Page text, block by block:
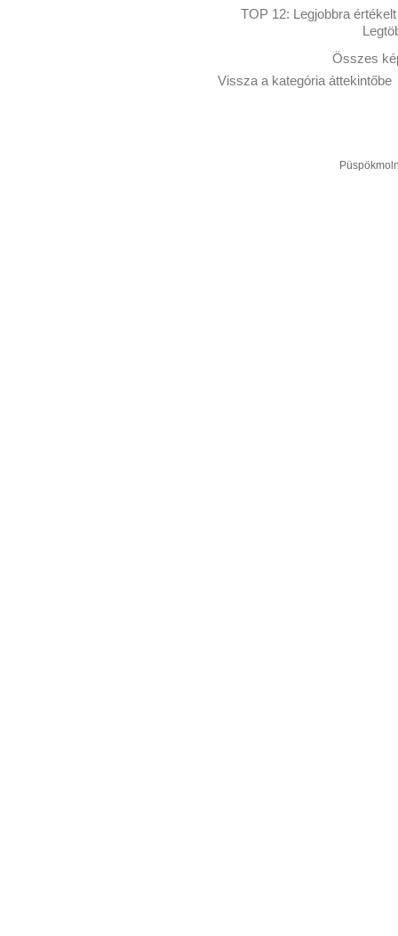
TOP 12: Legjobbra értékelt
Összes
Vissza a kategória áttekintőbe